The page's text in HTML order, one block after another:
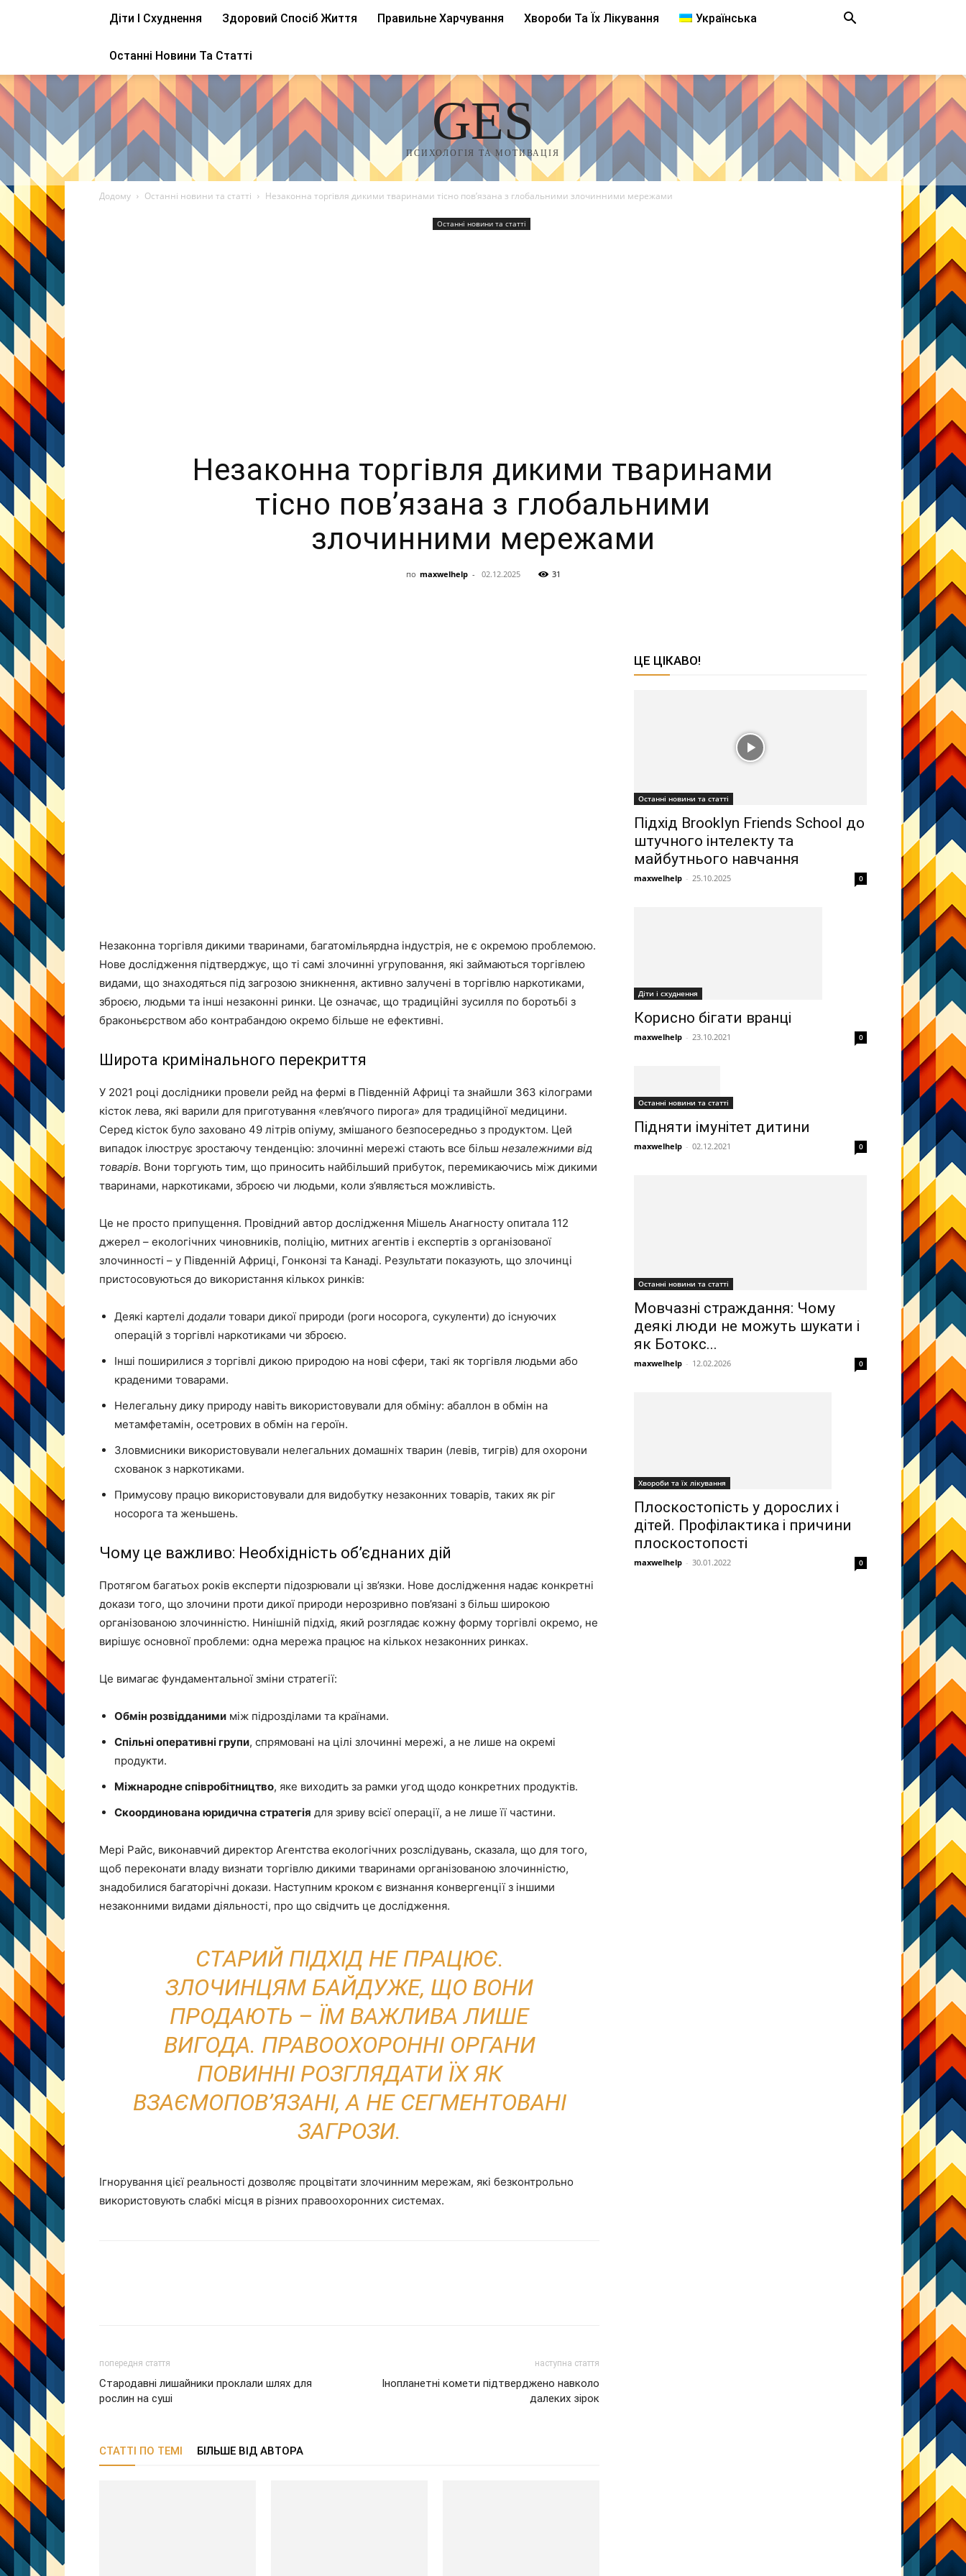
Діти І Схуднення Здоровий Спосіб Життя Правильне Харчування Хвороби Та Їх Лікування Українська
Останні Новини Та Статті
GES
ПСИХОЛОГІЯ ТА МОТИВАЦІЯ
Додому Останні новини та статті Незаконна торгівля дикими тваринами тісно пов’язана з глобальними злочинними мережами
Останні новини та статті
Незаконна торгівля дикими тваринами
тісно пов’язана з глобальними
злочинними мережами
по maxwelhelp - 02.12.2025 31
Незаконна торгівля дикими тваринами, багатомільярдна індустрія, не є окремою проблемою.
Нове дослідження підтверджує, що ті самі злочинні угруповання, які займаються торгівлею
видами, що знаходяться під загрозою зникнення, активно залучені в торгівлю наркотиками,
зброєю, людьми та інші незаконні ринки. Це означає, що традиційні зусилля по боротьбі з
браконьєрством або контрабандою окремо більше не ефективні.
Широта кримінального перекриття
У 2021 році дослідники провели рейд на фермі в Південній Африці та знайшли 363 кілограми
кісток лева, які варили для приготування «лев’ячого пирога» для традиційної медицини.
Серед кісток було заховано 49 літрів опіуму, змішаного безпосередньо з продуктом. Цей
випадок ілюструє зростаючу тенденцію: злочинні мережі стають все більш незалежними від
товарів. Вони торгують тим, що приносить найбільший прибуток, перемикаючись між дикими
тваринами, наркотиками, зброєю чи людьми, коли з’являється можливість.
Це не просто припущення. Провідний автор дослідження Мішель Анагносту опитала 112
джерел – екологічних чиновників, поліцію, митних агентів і експертів з організованої
злочинності – у Південній Африці, Гонконзі та Канаді. Результати показують, що злочинці
пристосовуються до використання кількох ринків:
Деякі картелі додали товари дикої природи (роги носорога, сукуленти) до існуючих
операцій з торгівлі наркотиками чи зброєю.
Інші поширилися з торгівлі дикою природою на нові сфери, такі як торгівля людьми або
краденими товарами.
Нелегальну дику природу навіть використовували для обміну: абаллон в обмін на
метамфетамін, осетрових в обмін на героїн.
Зловмисники використовували нелегальних домашніх тварин (левів, тигрів) для охорони
схованок з наркотиками.
Примусову працю використовували для видобутку незаконних товарів, таких як ріг
носорога та женьшень.
Чому це важливо: Необхідність об’єднаних дій
Протягом багатьох років експерти підозрювали ці зв’язки. Нове дослідження надає конкретні
докази того, що злочини проти дикої природи нерозривно пов’язані з більш широкою
організованою злочинністю. Нинішній підхід, який розглядає кожну форму торгівлі окремо, не
вирішує основної проблеми: одна мережа працює на кількох незаконних ринках.
Це вимагає фундаментальної зміни стратегії:
Обмін розвідданими між підрозділами та країнами.
Спільні оперативні групи, спрямовані на цілі злочинні мережі, а не лише на окремі
продукти.
Міжнародне співробітництво, яке виходить за рамки угод щодо конкретних продуктів.
Скоординована юридична стратегія для зриву всієї операції, а не лише її частини.
Мері Райс, виконавчий директор Агентства екологічних розслідувань, сказала, що для того,
щоб переконати владу визнати торгівлю дикими тваринами організованою злочинністю,
знадобилися багаторічні докази. Наступним кроком є ​​визнання конвергенції з іншими
незаконними видами діяльності, про що свідчить це дослідження.
СТАРИЙ ПІДХІД НЕ ПРАЦЮЄ.
ЗЛОЧИНЦЯМ БАЙДУЖЕ, ЩО ВОНИ
ПРОДАЮТЬ – ЇМ ВАЖЛИВА ЛИШЕ
ВИГОДА. ПРАВООХОРОННІ ОРГАНИ
ПОВИННІ РОЗГЛЯДАТИ ЇХ ЯК
ВЗАЄМОПОВ’ЯЗАНІ, А НЕ СЕГМЕНТОВАНІ
ЗАГРОЗИ.
Ігнорування цієї реальності дозволяє процвітати злочинним мережам, які безконтрольно
використовують слабкі місця в різних правоохоронних системах.
попередня стаття
Стародавні лишайники проклали шлях для
рослин на суші
наступна стаття
Інопланетні комети підтверджено навколо
далеких зірок
СТАТТІ ПО ТЕМІ БІЛЬШЕ ВІД АВТОРА
ЦЕ ЦІКАВО!
Останні новини та статті
Підхід Brooklyn Friends School до
штучного інтелекту та
майбутнього навчання
maxwelhelp - 25.10.2025 0
Діти і схуднення
Корисно бігати вранці
maxwelhelp - 23.10.2021 0
Останні новини та статті
Підняти імунітет дитини
maxwelhelp - 02.12.2021 0
Останні новини та статті
Мовчазні страждання: Чому
деякі люди не можуть шукати і
як Ботокс...
maxwelhelp - 12.02.2026 0
Хвороби та їх лікування
Плоскостопість у дорослих і
дітей. Профілактика і причини
плоскостопості
maxwelhelp - 30.01.2022 0